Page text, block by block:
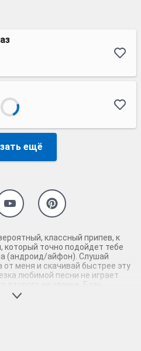
ещё
классный припев, к
который точно подойдет тебе
(андроид/айфон). Слушай
меня и скачивай быстрее эту
любимой песни не играет
второго на звонке. Будь
сей шедевр музыки и оценит
ну, или m4r мелодию на айфон